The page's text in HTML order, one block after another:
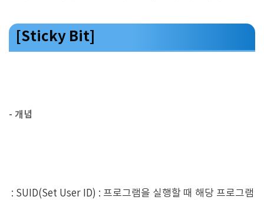
[Sticky Bit]
- 개념
: SUID(Set User ID) : 프로그램을 실행할 때 해당 프로그램